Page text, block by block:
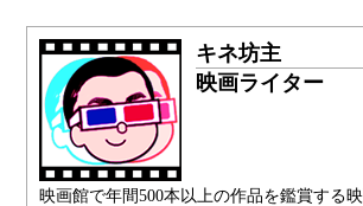
キネ坊主
映画ライター
映画館で年間500本以上の作品を鑑賞する映